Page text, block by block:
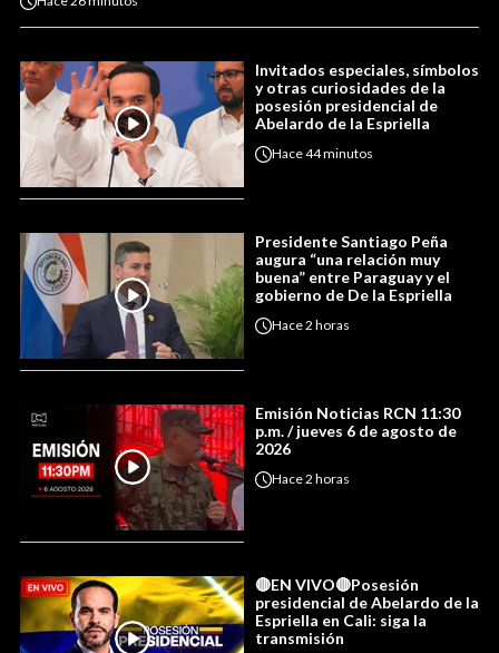
Invitados especiales, símbolos
y otras curiosidades de la
posesión presidencial de
Abelardo de la Espriella
Hace44 minutos
Presidente Santiago Peña
augura “una relación muy
buena” entre Paraguay y el
gobierno de De la Espriella
Hace2 horas
Emisión Noticias RCN 11:30
p.m. / jueves 6 de agosto de
2026
Hace2 horas
🔴EN VIVO🔴Posesión
presidencial de Abelardo de la
Espriella en Cali: siga la
transmisión